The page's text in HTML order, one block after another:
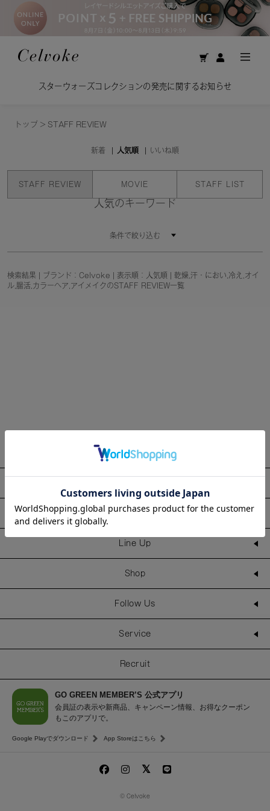
スターウォーズコレクションの発売に関するお知らせ
トップ > STAFF REVIEW
新着 人気順 いいね順
STAFF REVIEW MOVIE STAFF LIST
人気のキーワード
条件で絞り込む
検索結果 | ブランド：Celvoke | 表示順：人気順 | 乾燥,汗・におい,冷え,オイ
ル,腸活,カラーヘア,アイメイクのSTAFF REVIEW一覧
Information
Line Up
Shop
Follow Us
Service
Recruit
GO GREEN MEMBER’S 公式アプリ
会員証の表示や新商品、キャンペーン情報、お得なクーポン
もこのアプリで。
Google Playでダウンロード App Storeはこちら
© Celvoke